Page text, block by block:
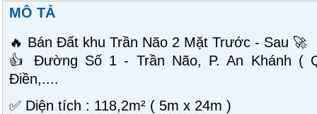
MÔ TẢ
🔥 Bán Đất khu Trần Não 2 Mặt Trước - Sau 🚀
👍 Đường Số 1 - Trần Não, P. An Khánh (
Điền,....
✅ Diện tích : 118,2m² ( 5m x 24m )